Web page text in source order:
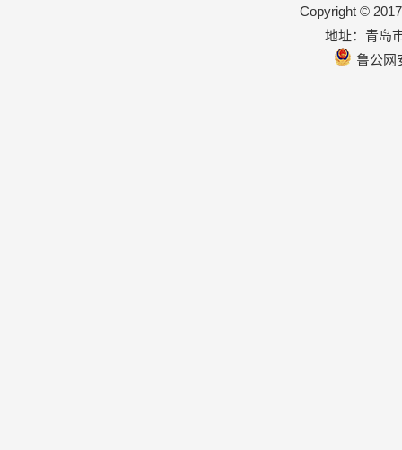
Copyright ©
地址：青岛
鲁公网